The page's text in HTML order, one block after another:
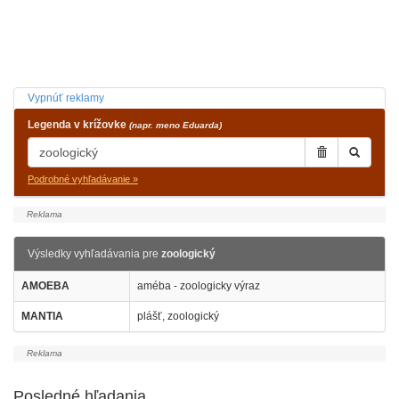
Vypnúť reklamy
Legenda v krížovke (napr. meno Eduarda)
Podrobné vyhľadávanie »
Výsledky vyhľadávania pre zoologický
AMOEBA améba - zoologicky výraz
MANTIA plášť, zoologický